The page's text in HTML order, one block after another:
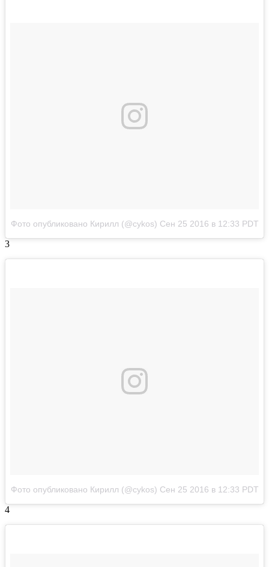
Фото опубликовано Кирилл (@cykos) Сен 25 2016 в 12:33 PDT
3
Фото опубликовано Кирилл (@cykos) Сен 25 2016 в 12:33 PDT
4